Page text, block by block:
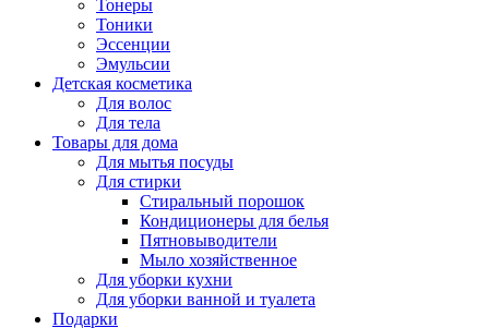
Тонеры
Тоники
Эссенции
Эмульсии
Детская косметика
Для волос
Для тела
Товары для дома
Для мытья посуды
Для стирки
Стиральный порошок
Кондиционеры для белья
Пятновыводители
Мыло хозяйственное
Для уборки кухни
Для уборки ванной и туалета
Подарки